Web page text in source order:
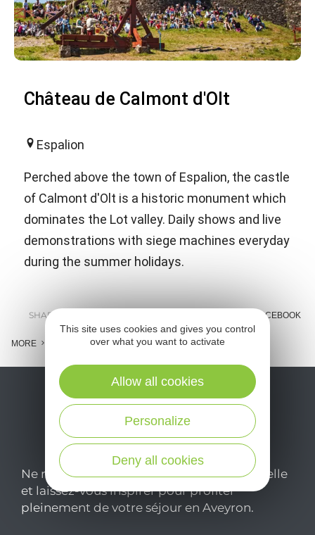
Château de Calmont d'Olt
Espalion
Perched above the town of Espalion, the castle
of Calmont d'Olt is a historic monument which
dominates the Lot valley. Daily shows and live
demonstrations with siege machines everyday
during the summer holidays.
SHARE : FACEBOOK
MORE
Ne manquez pas notre newsletter mensuelle
et laissez-vous inspirer pour profiter
pleinement de votre séjour en Aveyron.
This site uses cookies and gives you control
over what you want to activate
Deny all cookies
Personalize
Allow all cookies